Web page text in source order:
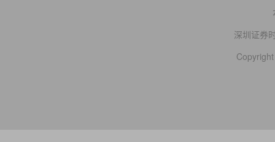
深圳证券